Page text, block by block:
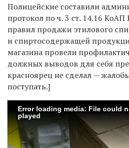
Полицейские составили
протокол по ч. 3 ст. 14.16
правил продажи этилового
и спиртосодержащей
магазина провели
должных выводов для себя
красноярец не сделал —
поступать.]
Error loading media: File could
played